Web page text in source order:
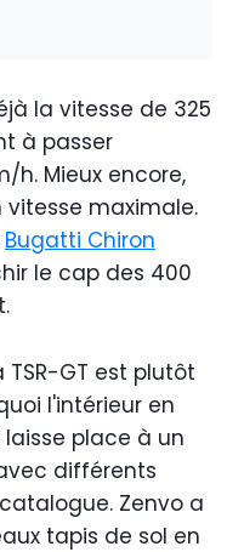
la vitesse de 325
à passer
h. Mieux encore,
maximale.
Bugatti Chiron
le cap des 400
GT est plutôt
l'intérieur en
place à un
différents
Zenvo a
tapis de sol en